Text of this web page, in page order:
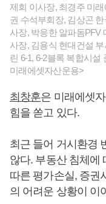
제회 이사장, 최경주 미
권 수석부회장, 김상곤
사장, 박응한 알파돔PFV
사장, 김용식 현대건설
린 6-1, 6-2블록 복합시
미래에셋자산운용>
최창훈은 미래에셋
힘을 쏟고 있다.
최근 들어 거시환경
않다. 부동산 침체에
따른 평가손실, 증권
의 어려운 상황이 이